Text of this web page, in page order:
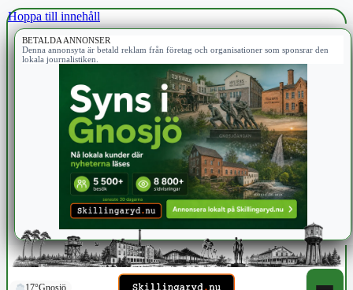
Hoppa till innehåll
BETALDA ANNONSER
Denna annonsyta är betald reklam från företag och organisationer som sponsrar den
lokala journalistiken.
17°Gnosjö